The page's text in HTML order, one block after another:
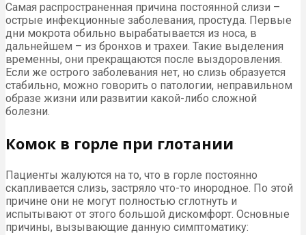
Самая распространенная причина постоянной слизи –
острые инфекционные заболевания, простуда. Первые
дни мокрота обильно вырабатывается из носа, в
дальнейшем – из бронхов и трахеи. Такие выделения
временны, они прекращаются после выздоровления.
Если же острого заболевания нет, но слизь образуется
стабильно, можно говорить о патологии, неправильном
образе жизни или развитии какой-либо сложной
болезни.
Комок в горле при глотании
Пациенты жалуются на то, что в горле постоянно
скапливается слизь, застряло что-то инородное. По этой
причине они не могут полностью сглотнуть и
испытывают от этого большой дискомфорт. Основные
причины, вызывающие данную симптоматику: